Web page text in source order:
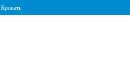
Кровать